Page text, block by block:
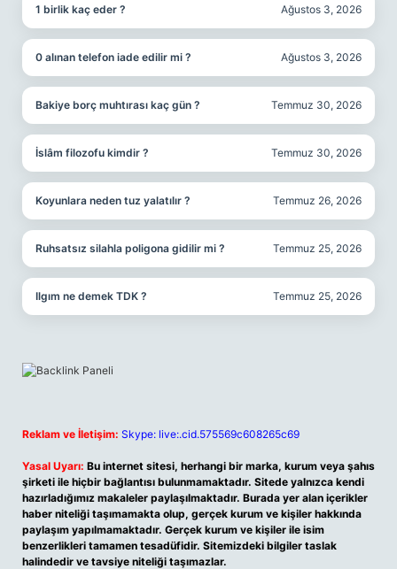
1 birlik kaç eder ? Ağustos 3, 2026
0 alınan telefon iade edilir mi ? Ağustos 3, 2026
Bakiye borç muhtırası kaç gün ? Temmuz 30, 2026
İslâm filozofu kimdir ? Temmuz 30, 2026
Koyunlara neden tuz yalatılır ? Temmuz 26, 2026
Ruhsatsız silahla poligona gidilir mi ? Temmuz 25, 2026
Ilgım ne demek TDK ? Temmuz 25, 2026
Reklam ve İletişim: Skype: live:.cid.575569c608265c69
Yasal Uyarı: Bu internet sitesi, herhangi bir marka, kurum veya şahıs
şirketi ile hiçbir bağlantısı bulunmamaktadır. Sitede yalnızca kendi
hazırladığımız makaleler paylaşılmaktadır. Burada yer alan içerikler
haber niteliği taşımamakta olup, gerçek kurum ve kişiler hakkında
paylaşım yapılmamaktadır. Gerçek kurum ve kişiler ile isim
benzerlikleri tamamen tesadüfidir. Sitemizdeki bilgiler taslak
halindedir ve tavsiye niteliği taşımazlar.